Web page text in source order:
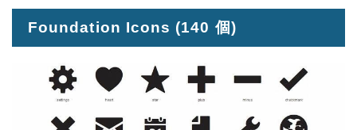
Foundation Icons (140 個)